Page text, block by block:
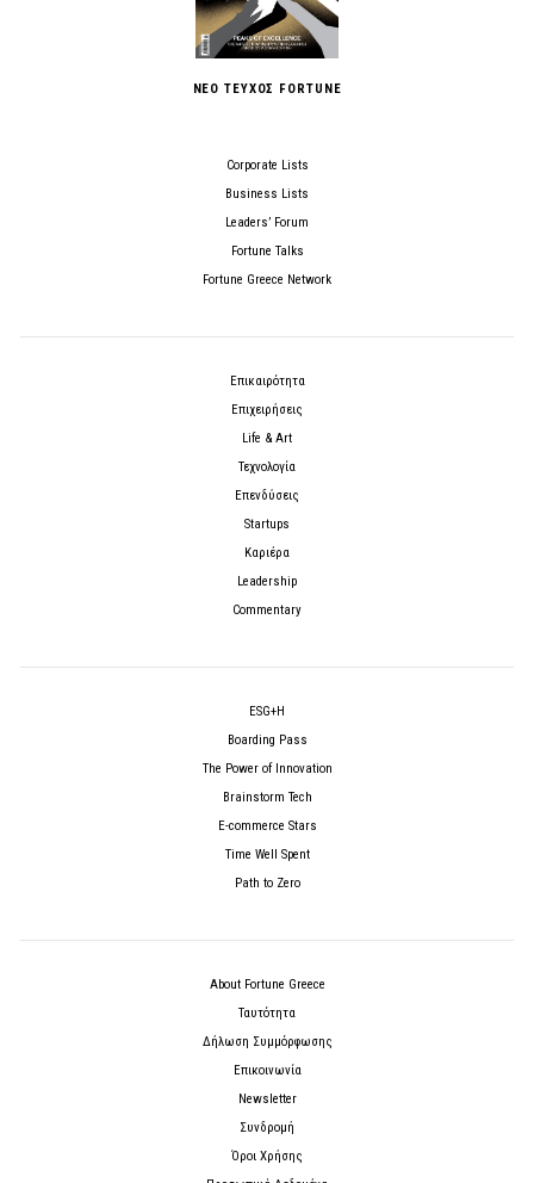
ΝΕΟ ΤΕΥΧΟΣ FORTUNE
Corporate Lists
Business Lists
Leaders’ Forum
Fortune Talks
Fortune Greece Network
Επικαιρότητα
Επιχειρήσεις
Life & Art
Τεχνολογία
Επενδύσεις
Startups
Καριέρα
Leadership
Commentary
ESG+H
Boarding Pass
The Power of Innovation
Brainstorm Tech
E-commerce Stars
Time Well Spent
Path to Zero
About Fortune Greece
Ταυτότητα
Δήλωση Συμμόρφωσης
Επικοινωνία
Newsletter
Συνδρομή
Όροι Χρήσης